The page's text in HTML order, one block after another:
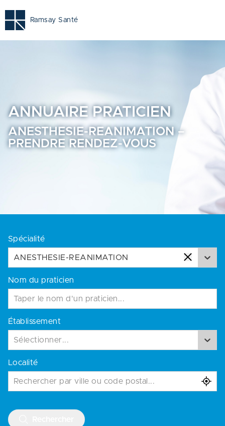
Ramsay Santé
ANNUAIRE PRATICIEN
ANESTHESIE-REANIMATION –
PRENDRE RENDEZ-VOUS
Spécialité
ANESTHESIE-REANIMATION
Nom du praticien
Établissement
Sélectionner...
Localité
Rechercher par ville ou code postal...